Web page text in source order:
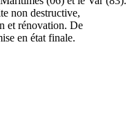
non destructive,
et rénovation. De
en état finale.